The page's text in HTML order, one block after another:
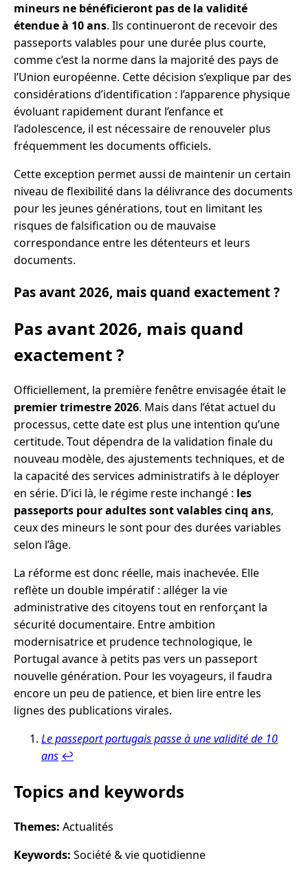
mineurs ne bénéficieront pas de la validité
étendue à 10 ans. Ils continueront de recevoir des
passeports valables pour une durée plus courte,
comme c’est la norme dans la majorité des pays de
l’Union européenne. Cette décision s’explique par des
considérations d’identification : l’apparence physique
évoluant rapidement durant l’enfance et
l’adolescence, il est nécessaire de renouveler plus
fréquemment les documents officiels.
Cette exception permet aussi de maintenir un certain
niveau de flexibilité dans la délivrance des documents
pour les jeunes générations, tout en limitant les
risques de falsification ou de mauvaise
correspondance entre les détenteurs et leurs
documents.
Pas avant 2026, mais quand exactement ?
Pas avant 2026, mais quand
exactement ?
Officiellement, la première fenêtre envisagée était le
premier trimestre 2026. Mais dans l’état actuel du
processus, cette date est plus une intention qu’une
certitude. Tout dépendra de la validation finale du
nouveau modèle, des ajustements techniques, et de
la capacité des services administratifs à le déployer
en série. D’ici là, le régime reste inchangé : les
passeports pour adultes sont valables cinq ans,
ceux des mineurs le sont pour des durées variables
selon l’âge.
La réforme est donc réelle, mais inachevée. Elle
reflète un double impératif : alléger la vie
administrative des citoyens tout en renforçant la
sécurité documentaire. Entre ambition
modernisatrice et prudence technologique, le
Portugal avance à petits pas vers un passeport
nouvelle génération. Pour les voyageurs, il faudra
encore un peu de patience, et bien lire entre les
lignes des publications virales.
Le passeport portugais passe à une validité de 10
ans ↩︎
Topics and keywords
Themes: Actualités
Keywords: Société & vie quotidienne